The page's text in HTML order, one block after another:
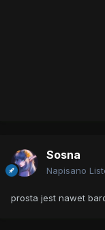
Sosna
Napisano
prosta jest nawet